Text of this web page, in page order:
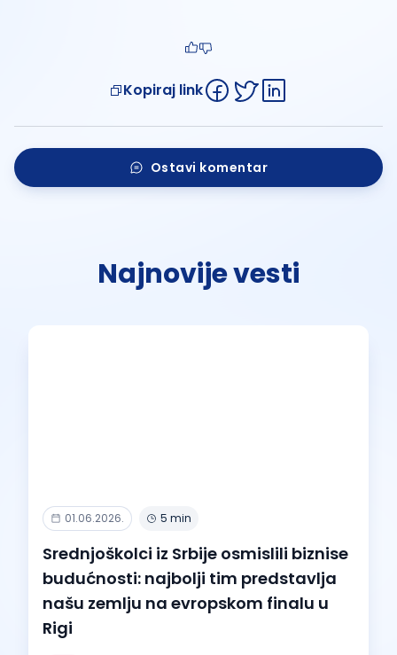
Kopiraj link
Ostavi komentar
Najnovije vesti
01.06.2026. 5 min
Srednjoškolci iz Srbije osmislili biznise
budućnosti: najbolji tim predstavlja
našu zemlju na evropskom finalu u
Rigi